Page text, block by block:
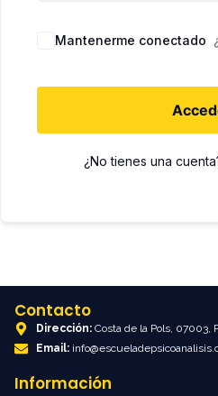
Mantenerme conectado
¿No tienes una
Contacto
Dirección: Costa de la Pols, 07003,
Email:
Información